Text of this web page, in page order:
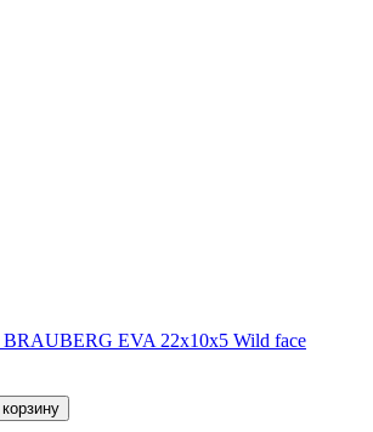
BRAUBERG EVA 22х10х5 Wild face